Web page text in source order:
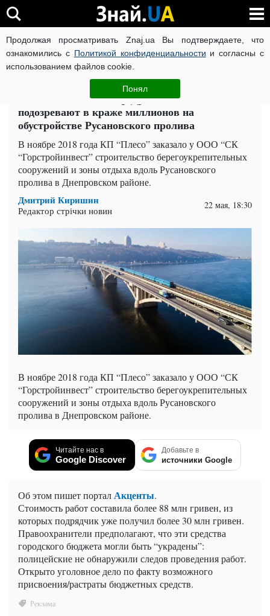
Продолжая просматривать Znaj.ua Вы подтверждаете, что
ознакомились с Политикой конфиденциальности и согласны с
использованием файлов cookie.
Понял
ВОЙНА РОССИИ ПРОТИВ УКРАИНЫ КОРОНАВИРУС В
Компромат ЧИТАТИ УКРАЇНСЬКОЮ
Анатолий и Владимир Дроботы: КП “Плесо”
подозревают в краже миллионов на
обустройстве Русановского пролива
В ноябре 2018 года КП “Плесо” заказало у ООО “СК
“Горстройинвест” строительство берегоукрепительных
сооружений и зоны отдыха вдоль Русановского
пролива в Днепровском районе.
Дмитрий Киришин
Редактор стрічки новин 22 мая, 18:30
В ноябре 2018 года КП “Плесо” заказало у ООО “СК
“Горстройинвест” строительство берегоукрепительных
сооружений и зоны отдыха вдоль Русановского
пролива в Днепровском районе.
Читайте нас в
Google Discover
Добавьте в
источники Google
Об этом пишет порталАкценты.
Стоимость работ составила более 88 млн гривен, из
которых подрядчик уже получил более 30 млн гривен.
Правоохранители предполагают, что эти средства
городского бюджета могли быть “украдены”:
полицейские не обнаружили следов проведения работ.
Открыто уголовное дело по факту возможного
присвоения/растраты бюджетных средств.